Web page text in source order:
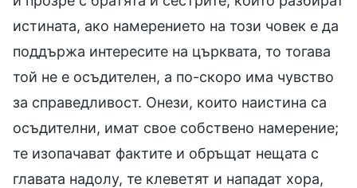
истината, ако намерението на този човек е да
поддържа интересите на църквата, то тогава
той не е осъдителен, а по-скоро има чувство
за справедливост. Онези, които наистина са
осъдителни, имат свое собствено намерение;
те изопачават фактите и обръщат нещата с
главата надолу, те клеветят и нападат хора,